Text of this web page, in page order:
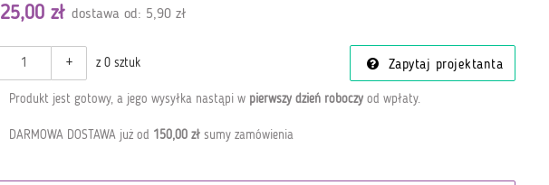
25,00 zł dostawa od: 5,90 zł
+ z 0 sztuk Zapytaj projektanta
Produkt jest gotowy, a jego wysyłka nastąpi w pierwszy dzień roboczyod wpłaty.
DARMOWA DOSTAWA już od 150,00 złsumy zamówienia